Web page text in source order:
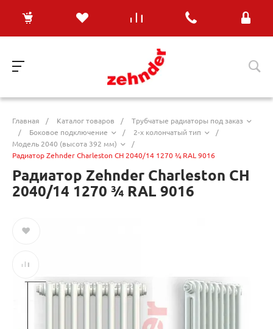
Главная / Каталог товаров /
Трубчатые радиаторы под заказ
/
Боковое подключение / 2-х колончатый тип
/
Модель 2040 (высота 392 мм)
/
Радиатор Zehnder Charleston CH 2040/14 1270 ¾ RAL 9016
Радиатор Zehnder Charleston CH
2040/14 1270 ¾ RAL 9016